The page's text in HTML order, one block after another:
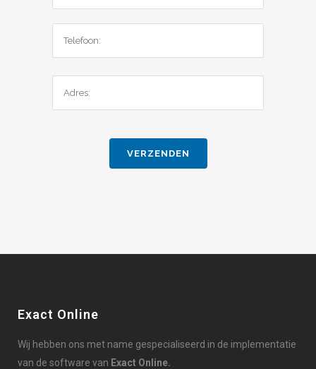
Exact Online
Wij hebben ons met name gespecialiseerd in de implementatie
van de software van Exact Online.